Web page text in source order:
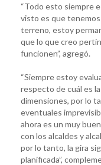
“Todo esto siempre
visto es que
terreno, estoy
que lo que creo
funcionen”, agregó.
“Siempre estoy
respecto de cuál es
dimensiones, por lo
eventuales
ahora es un muy
con los alcaldes y
por lo tanto, la gira
planificada”,